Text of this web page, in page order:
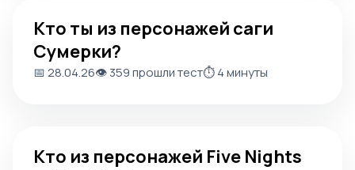
Кто ты из персонажей саги
Сумерки?
📅 28.04.26👁️ 359 прошли тест⏱️ 4 минуты
Кто из персонажей Five Nights